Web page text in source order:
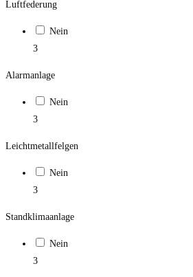
Luftfederung
Nein
3
Alarmanlage
Nein
3
Leichtmetallfelgen
Nein
3
Standklimaanlage
Nein
3